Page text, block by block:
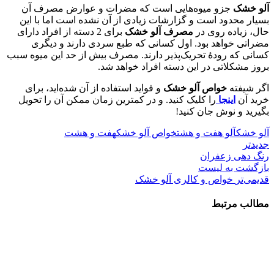
آلو خشک جزو میوه‌هایی است که مضرات و عوارض مصرف آن
بسیار محدود است و گزارشات زیادی از آن نشده است اما با این
حال، زیاده روی در مصرف آلو خشک
برای 2 دسته از افراد دارای
مضراتی خواهد بود. اول کسانی که طبع سردی دارند و دیگری
کسانی که رودۀ تحریک‌پذیر دارند. مصرف بیش از حد این میوه سبب
بروز مشکلاتی در این دسته افراد خواهد شد.
اگر شیفته خواص آلو خشک و فواید استفاده از آن شده‌اید، برای
خرید آن‌ اینجا را کلیک کنید. و در کمترین زمان ممکن آن را تحویل
بگیرید و نوش جان کنید!
آلو خشکآلو هفت و هشتخواص آلو خشکهفت و هشت
جدیدتر
رنگ دهی زعفران
بازگشت به لیست
قدیمی‌تر خواص و کالری آلو خشک
مطالب مرتبط